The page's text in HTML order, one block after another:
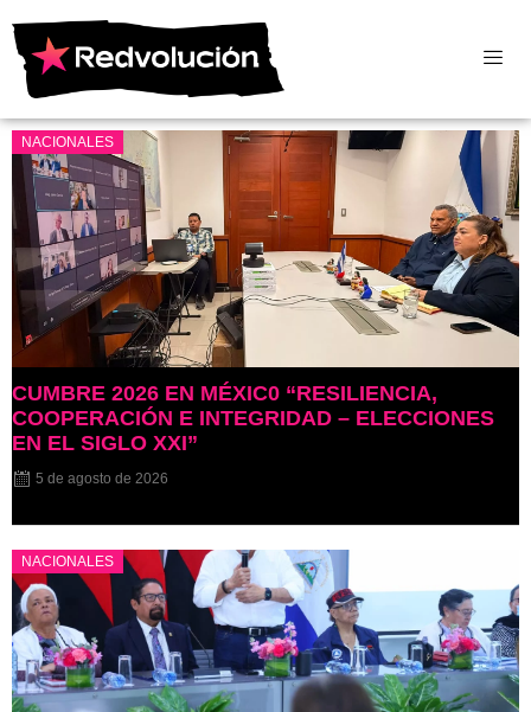
NACIONALES
CUMBRE 2026 EN MÉXIC0 “RESILIENCIA,
COOPERACIÓN E INTEGRIDAD – ELECCIONES
EN EL SIGLO XXI”
5 de agosto de 2026
NACIONALES